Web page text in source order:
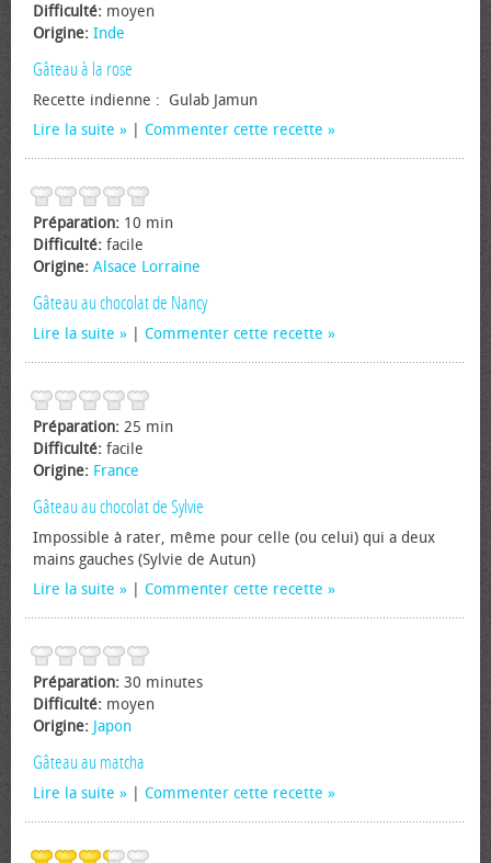
Difficulté: moyen
Origine: Inde
Gâteau à la rose
Recette indienne : Gulab Jamun
Lire la suite
Commenter cette recette
Préparation: 10 min
Difficulté: facile
Origine: Alsace Lorraine
Gâteau au chocolat de Nancy
Lire la suite Commenter cette recette
Préparation: 25 min
Difficulté: facile
Origine: France
Gâteau au chocolat de Sylvie
Impossible à rater, même pour celle (ou celui) qui a deux
mains gauches (Sylvie de Autun)
Lire la suite
Commenter cette recette
Préparation: 30 minutes
Difficulté: moyen
Origine: Japon
Gâteau au matcha
Lire la suite Commenter cette recette